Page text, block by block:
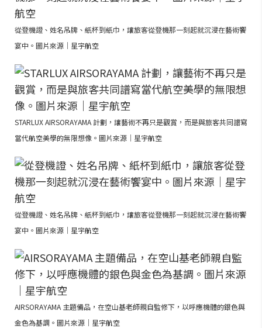
從登機證、姓名吊牌、紙杯到紙巾，讓旅客從登機那一刻起就沉浸在藝術饗
宴中。圖片來源｜星宇航空
STARLUX AIRSORAYAMA 計劃，讓藝術不再只是觀賞，而是與旅客共同譜寫
當代航空美學的無限想像。圖片來源｜星宇航空
從登機證、姓名吊牌、紙杯到紙巾，讓旅客從登機那一刻起就沉浸在藝術饗
宴中。圖片來源｜星宇航空
AIRSORAYAMA 主題備品，在空山基老師親自監修下，以呼應機體的銀色與
金色為基調。圖片來源｜星宇航空